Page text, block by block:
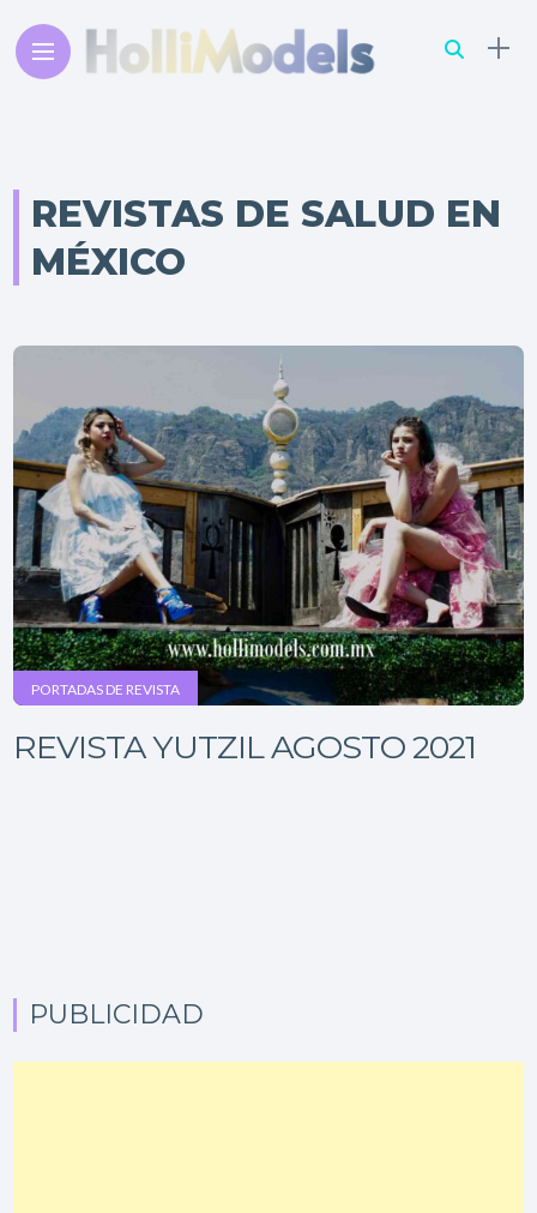
REVISTAS DE SALUD EN
MÉXICO
PORTADAS DE REVISTA
REVISTA YUTZIL AGOSTO 2021
PUBLICIDAD